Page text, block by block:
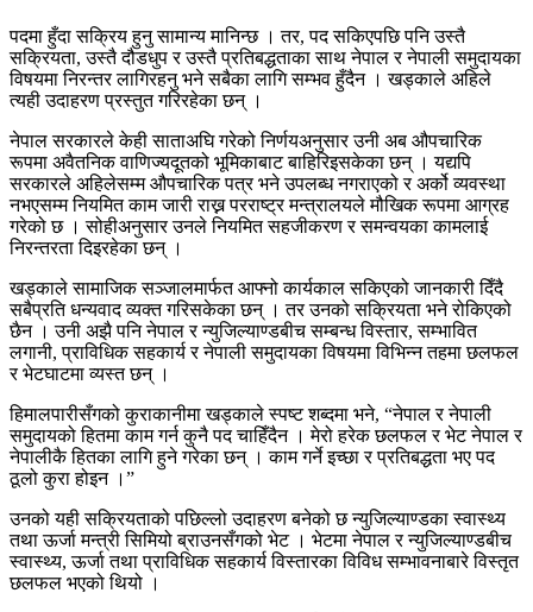
पदमा हुँदा सक्रिय हुनु सामान्य मानिन्छ । तर, पद सकिएपछि पनि उस्तै
सक्रियता, उस्तै दौडधुप र उस्तै प्रतिबद्धताका साथ नेपाल र नेपाली समुदायका
विषयमा निरन्तर लागिरहनु भने सबैका लागि सम्भव हुँदैन । खड्काले अहिले
त्यही उदाहरण प्रस्तुत गरिरहेका छन् ।
नेपाल सरकारले केही साताअघि गरेको निर्णयअनुसार उनी अब औपचारिक
रूपमा अवैतनिक वाणिज्यदूतको भूमिकाबाट बाहिरिइसकेका छन् । यद्यपि
सरकारले अहिलेसम्म औपचारिक पत्र भने उपलब्ध नगराएको र अर्को व्यवस्था
नभएसम्म नियमित काम जारी राख्न परराष्ट्र मन्त्रालयले मौखिक रूपमा आग्रह
गरेको छ । सोहीअनुसार उनले नियमित सहजीकरण र समन्वयका कामलाई
निरन्तरता दिइरहेका छन् ।
खड्काले सामाजिक सञ्जालमार्फत आफ्नो कार्यकाल सकिएको जानकारी दिँदै
सबैप्रति धन्यवाद व्यक्त गरिसकेका छन् । तर उनको सक्रियता भने रोकिएको
छैन । उनी अझै पनि नेपाल र न्युजिल्याण्डबीच सम्बन्ध विस्तार, सम्भावित
लगानी, प्राविधिक सहकार्य र नेपाली समुदायका विषयमा विभिन्न तहमा छलफल
र भेटघाटमा व्यस्त छन् ।
हिमालपारीसँगको कुराकानीमा खड्काले स्पष्ट शब्दमा भने, “नेपाल र नेपाली
समुदायको हितमा काम गर्न कुनै पद चाहिँदैन । मेरो हरेक छलफल र भेट नेपाल र
नेपालीकै हितका लागि हुने गरेका छन् । काम गर्ने इच्छा र प्रतिबद्धता भए पद
ठूलो कुरा होइन ।”
उनको यही सक्रियताको पछिल्लो उदाहरण बनेको छ न्युजिल्याण्डका स्वास्थ्य
तथा ऊर्जा मन्त्री सिमियो ब्राउनसँगको भेट । भेटमा नेपाल र न्युजिल्याण्डबीच
स्वास्थ्य, ऊर्जा तथा प्राविधिक सहकार्य विस्तारका विविध सम्भावनाबारे विस्तृत
छलफल भएको थियो ।